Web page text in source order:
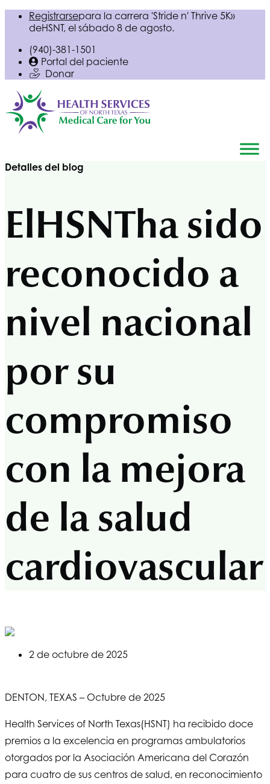
Registrarsepara la carrera 'Stride n' Thrive 5K»
deHSNT, el sábado 8 de agosto.
(940)-381-1501
Portal del paciente
Donar
Detalles del blog
ElHSNTha sido
reconocido a
nivel nacional
por su
compromiso
con la mejora
de la salud
cardiovascular
2 de octubre de 2025
DENTON, TEXAS – Octubre de 2025
Health Services of North Texas(HSNT) ha recibido doce
premios a la excelencia en programas ambulatorios
otorgados por la Asociación Americana del Corazón
para cuatro de sus centros de salud, en reconocimiento